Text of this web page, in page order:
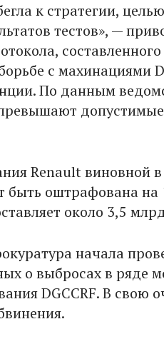
к стратегии,
тестов», —
с махинациями
По данным
Renault виновной
быть оштрафована на
около 3,5
начала
о выбросах в ряде
DGCCRF. В свою